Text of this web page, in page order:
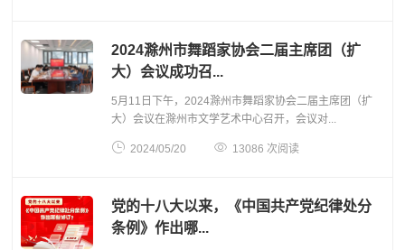
2024滁州市舞蹈家协会二届主席团（扩
大）会议成功召...
5月11日下午，2024滁州市舞蹈家协会二届主席团（扩
大）会议在滁州市文学艺术中心召开，会议对...
 2024/05/20  13086 次阅读
党的十八大以来，《中国共产党纪律处分
条例》作出哪...